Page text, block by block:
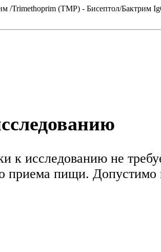
/Trimethoprim (TMP) - Бисептол/Бактрим
к исследованию не
приема пищи.